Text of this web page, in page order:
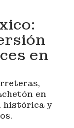
en
en
histórica y